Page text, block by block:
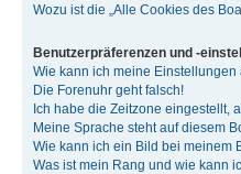
Wozu ist die „Alle Cookies des
Benutzerpräferenzen und -
Wie kann ich meine Einstellungen
Die Forenuhr geht falsch!
Ich habe die Zeitzone eingestellt,
Meine Sprache steht auf diesem
Wie kann ich ein Bild bei meinem
Was ist mein Rang und wie kann